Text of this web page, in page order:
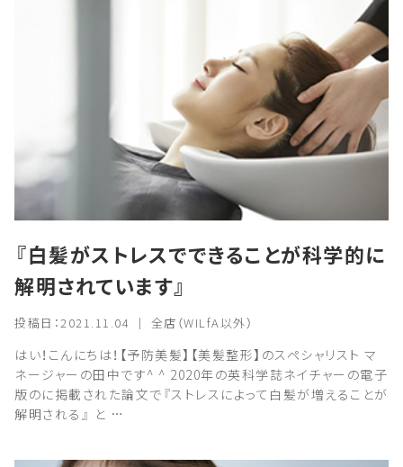
『白髪がストレスでできることが科学的に
解明されています』
投稿日：2021.11.04 ｜ 全店（WILfA以外）
はい！こんにちは！【予防美髪】【美髪整形】のスペシャリスト マ
ネージャーの田中です^ ^ 2020年の英科学誌ネイチャーの電子
版のに掲載された論文で『ストレスによって白髪が増えることが
解明される』 と …